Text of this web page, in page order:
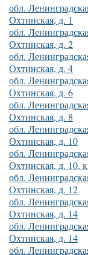
обл.
Охтинская, д. 1
обл.
Охтинская, д. 2
обл.
Охтинская, д. 4
обл.
Охтинская, д. 6
обл.
Охтинская, д. 8
обл.
Охтинская, д. 10
обл.
Охтинская, д. 10,
обл.
Охтинская, д. 12
обл.
Охтинская, д. 14
обл.
Охтинская, д. 14
обл.